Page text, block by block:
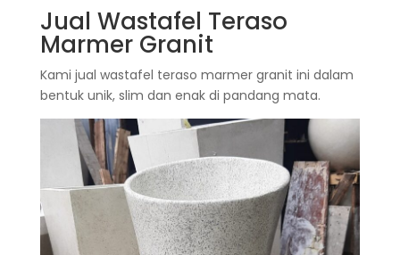
Jual Wastafel Teraso
Marmer Granit
Kami jual wastafel teraso marmer granit ini dalam
bentuk unik, slim dan enak di pandang mata.